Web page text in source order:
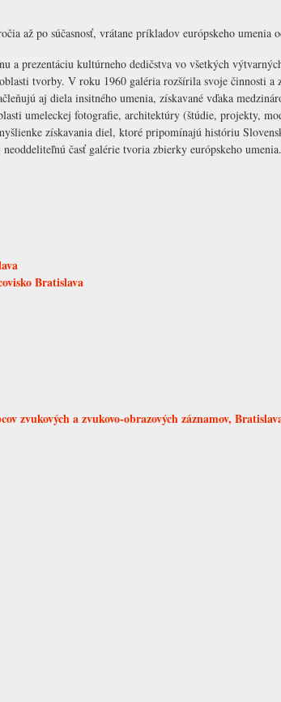
až po súčasnosť, vrátane príkladov európskeho umenia
a prezentáciu kultúrneho dedičstva vo všetkých
tvorby. V roku 1960 galéria rozšírila svoje činnosti a
aj diela insitného umenia, získavané vďaka
umeleckej fotografie, architektúry (štúdie, projekty,
získavania diel, ktoré pripomínajú históriu
časť galérie tvoria zbierky európskeho umenia.
Bratislava
zvukových a zvukovo-obrazových záznamov,